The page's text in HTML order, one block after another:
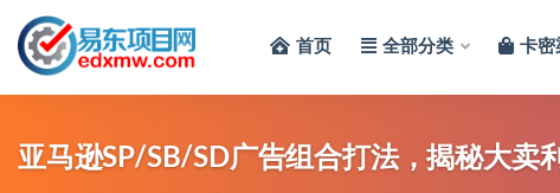
首页 全部分类 卡密
亚马逊SP/SB/SD广告组合打法，揭秘大卖